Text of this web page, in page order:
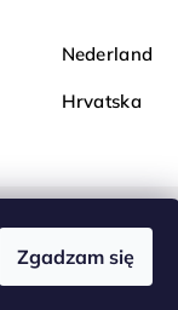
Zgadzam się
Nederland
Hrvatska
w Diamondi. Dzięki
- wszystkie